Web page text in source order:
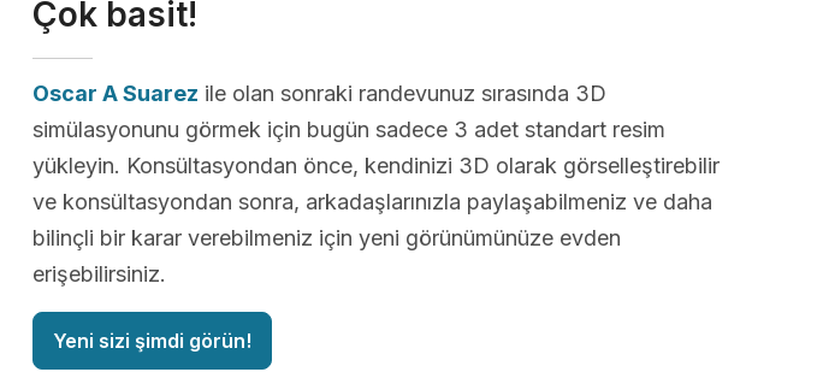
Çok basit!
Oscar A Suarez ile olan sonraki randevunuz sırasında 3D
simülasyonunu görmek için bugün sadece 3 adet standart resim
yükleyin. Konsültasyondan önce, kendinizi 3D olarak görselleştirebilir
ve konsültasyondan sonra, arkadaşlarınızla paylaşabilmeniz ve daha
bilinçli bir karar verebilmeniz için yeni görünümünüze evden
erişebilirsiniz.
Yeni sizi şimdi görün!